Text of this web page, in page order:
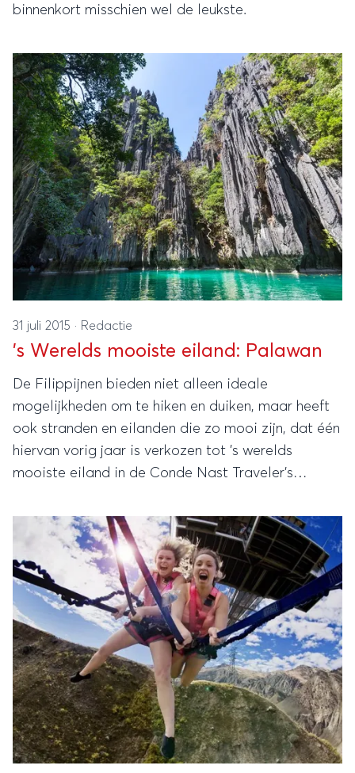
binnenkort misschien wel de leukste.
31 juli 2015 · Redactie
's Werelds mooiste eiland: Palawan
De Filippijnen bieden niet alleen ideale
mogelijkheden om te hiken en duiken, maar heeft
ook stranden en eilanden die zo mooi zijn, dat één
hiervan vorig jaar is verkozen tot 's werelds
mooiste eiland in de Conde Nast Traveler's